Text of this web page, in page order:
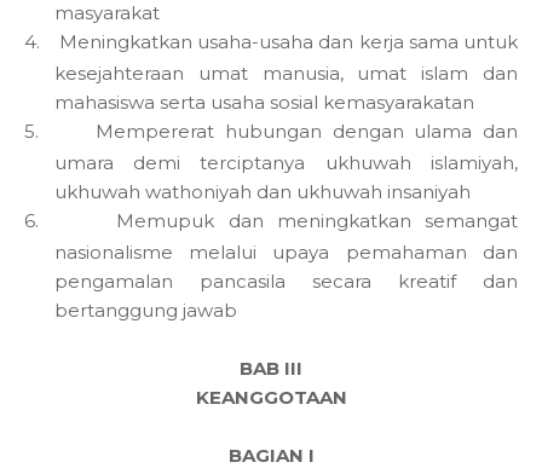
masyarakat
4.
Meningkatkan usaha-usaha dan kerja sama untuk
kesejahteraan umat manusia, umat islam dan
mahasiswa serta usaha sosial kemasyarakatan
5.
Mempererat hubungan dengan ulama dan
umara demi terciptanya ukhuwah islamiyah,
ukhuwah wathoniyah dan ukhuwah insaniyah
6.
Memupuk dan meningkatkan semangat
nasionalisme melalui upaya pemahaman dan
pengamalan pancasila secara kreatif dan
bertanggung jawab
BAB III
KEANGGOTAAN
BAGIAN I